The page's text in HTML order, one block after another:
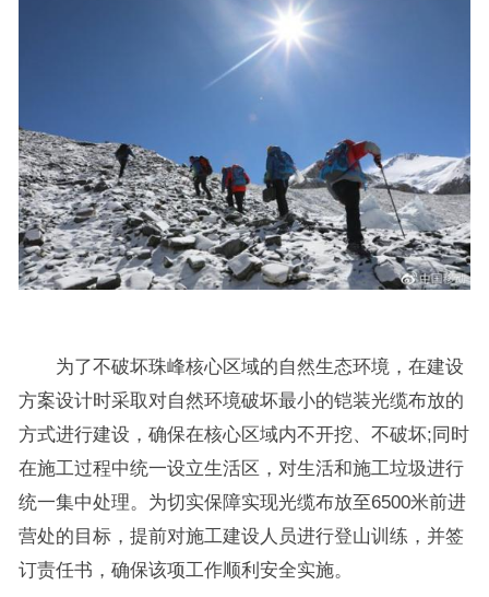
为了不破坏珠峰核心区域的自然生态环境，在建设
方案设计时采取对自然环境破坏最小的铠装光缆布放的
方式进行建设，确保在核心区域内不开挖、不破坏;同时
在施工过程中统一设立生活区，对生活和施工垃圾进行
统一集中处理。为切实保障实现光缆布放至6500米前进
营处的目标，提前对施工建设人员进行登山训练，并签
订责任书，确保该项工作顺利安全实施。